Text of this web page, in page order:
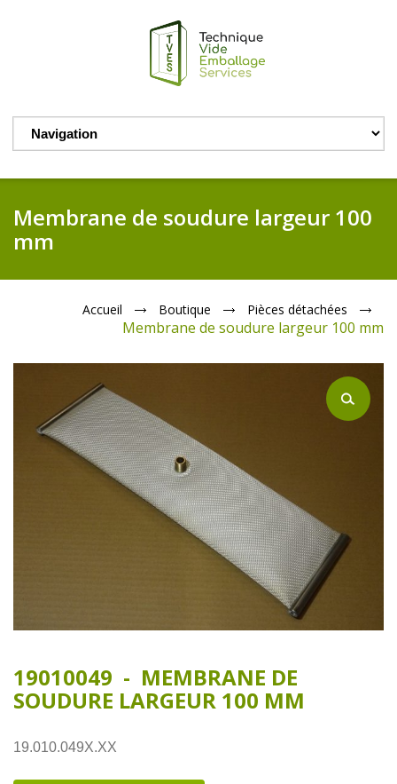
Membrane de soudure largeur 100
mm
Accueil Boutique Pièces détachées
Membrane de soudure largeur 100 mm
19010049 - MEMBRANE DE
SOUDURE LARGEUR 100 MM
19.010.049X.XX